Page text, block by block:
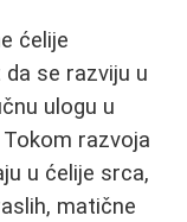
ćelije
se razviju u
ulogu u
razvoja
u ćelije srca,
matične